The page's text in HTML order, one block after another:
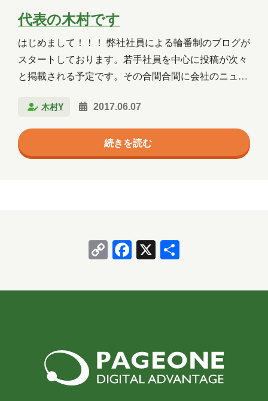
代表の木村です
はじめまして！！！ 弊社社員による輪番制のブログが
スタートしております。若手社員を中心に投稿が次々
と掲載される予定です。その合間合間に会社のニュー
非、皆さま、お楽しみに(^^) 弊社が今取り組んでいる
ことなど… 弊社のビジネスはSIと称される事業でドメ
インとなります。しかし、その中身はこの3年ほどの
間に大きく変化しております。何故か。ビジネスのプ
木村Y 2017.06.07
続きを読む
Copy
Link
Facebook
X